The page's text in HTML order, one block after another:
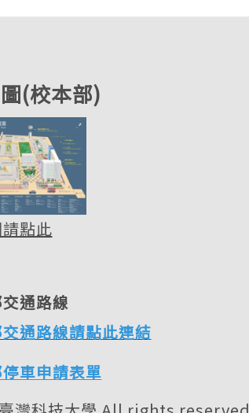
(校本部)
點此
通路線
通路線請點此連結
車申請表單